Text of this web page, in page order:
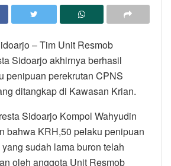
– Tim Unit Resmob
Sidoarjo akhirnya berhasil
penipuan perekrutan CPNS
ditangkap di Kawasan Krian.
Sidoarjo Kompol Wahyudin
bahwa KRH,50 pelaku penipuan
sudah lama buron telah
oleh anggota Unit Resmob